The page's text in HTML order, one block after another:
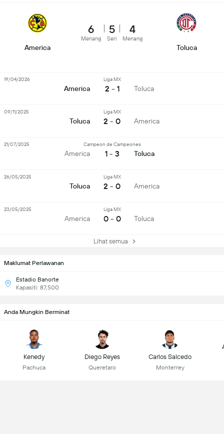
Maklumat Perlawanan
Estadio Banorte
Kapasiti: 87,500
America
6
Menang
5
Seri
4
Menang
Toluca
America
Liga MX
2 - 1 Toluca
19/04/2026
Toluca
Liga MX
2 - 0 America
09/11/2025
America
Campeon de Campeones
1 - 3 Toluca
21/07/2025
Toluca
Liga MX
2 - 0 America
26/05/2025
America
Liga MX
0 - 0 Toluca
23/05/2025
Lihat semua
Anda Mungkin Berminat
Kenedy
Pachuca
Diego Reyes
Queretaro
Carlos Salcedo
Monterrey